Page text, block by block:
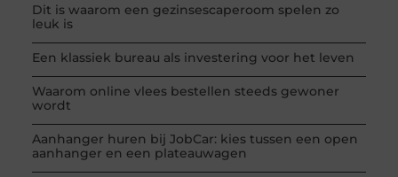
Dit is waarom een gezinsescaperoom spelen zo
leuk is
Een klassiek bureau als investering voor het leven
Waarom online vlees bestellen steeds gewoner
wordt
Aanhanger huren bij JobCar: kies tussen een open
aanhanger en een plateauwagen